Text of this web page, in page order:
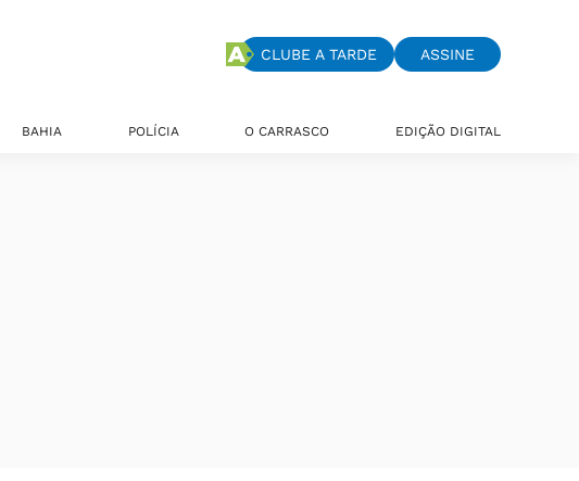
CLUBE A TARDE ASSINE
BAHIA POLÍCIA O CARRASCO EDIÇÃO DIGITAL